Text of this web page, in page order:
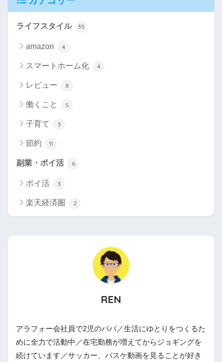
ライフスタイル 35
amazon 4
スマートホーム化 4
レビュー 8
働くこと 5
子育て 3
節約 11
副業・ポイ活 6
ポイ活 3
楽天経済圏 2
REN
アラフォー会社員で2児のパパ／生活にゆとりをつくるた
めに全力で活動中／在宅勤務が増えてからジョギングを
続けています／サッカー、バスケ動画を見ることが好き